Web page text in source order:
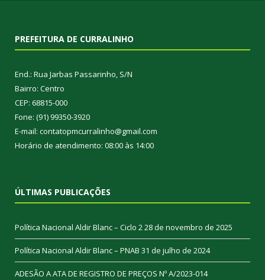
PREFEITURA DE CURRALINHO
End.: Rua Jarbas Passarinho, S/N
Bairro: Centro
CEP: 68815-000
Fone: (91) 99350-3920
E-mail: contatopmcurralinho@gmail.com
Horário de atendimento: 08:00 às 14:00
ÚLTIMAS PUBLICAÇÕES
Política Nacional Aldir Blanc – Ciclo 228 de novembro de 2025
Política Nacional Aldir Blanc – PNAB 31 de julho de 2024
ADESÃO A ATA DE REGISTRO DE PREÇOS Nº A/2023-014